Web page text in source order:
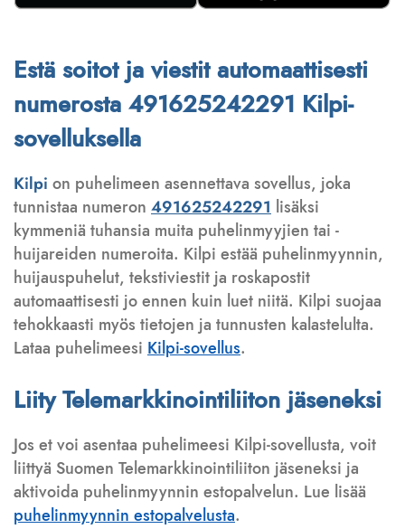
Estä soitot ja viestit automaattisesti
numerosta 491625242291 Kilpi-
sovelluksella
Kilpi on puhelimeen asennettava sovellus, joka
tunnistaa numeron 491625242291 lisäksi
kymmeniä tuhansia muita puhelinmyyjien tai -
huijareiden numeroita. Kilpi estää puhelinmyynnin,
huijauspuhelut, tekstiviestit ja roskapostit
automaattisesti jo ennen kuin luet niitä. Kilpi suojaa
tehokkaasti myös tietojen ja tunnusten kalastelulta.
Lataa puhelimeesi Kilpi-sovellus.
Liity Telemarkkinointiliiton jäseneksi
Jos et voi asentaa puhelimeesi Kilpi-sovellusta, voit
liittyä Suomen Telemarkkinointiliiton jäseneksi ja
aktivoida puhelinmyynnin estopalvelun. Lue lisää
puhelinmyynnin estopalvelusta.